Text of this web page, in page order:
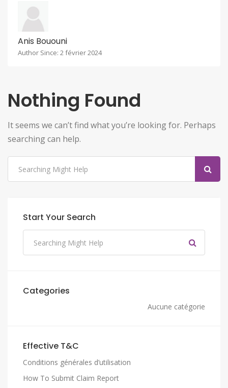
Anis Bououni
Author Since: 2 février 2024
Nothing Found
It seems we can’t find what you’re looking for. Perhaps
searching can help.
Start Your Search
Categories
Aucune catégorie
Effective T&C
Conditions générales d’utilisation
How To Submit Claim Report